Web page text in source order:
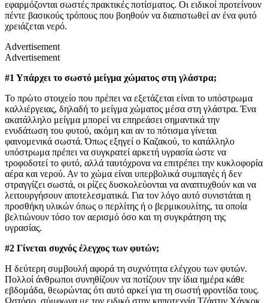
εφαρμόζονται σωστές πρακτικές ποτίσματος. Οι ειδικοί προτείνουν
πέντε βασικούς τρόπους που βοηθούν να διαπιστωθεί αν ένα φυτό
χρειάζεται νερό.
Advertisement
Advertisement
#1 Υπάρχει το σωστό μείγμα χώματος στη γλάστρα;
Το πρώτο στοιχείο που πρέπει να εξετάζεται είναι το υπόστρωμα
καλλιέργειας, δηλαδή το μείγμα χώματος μέσα στη γλάστρα. Ένα
ακατάλληλο μείγμα μπορεί να επηρεάσει σημαντικά την
ενυδάτωση του φυτού, ακόμη και αν το πότισμα γίνεται
φαινομενικά σωστά. Όπως εξηγεί ο Καζακού, το κατάλληλο
υπόστρωμα πρέπει να συγκρατεί αρκετή υγρασία ώστε να
τροφοδοτεί το φυτό, αλλά ταυτόχρονα να επιτρέπει την κυκλοφορία
αέρα και νερού. Αν το χώμα είναι υπερβολικά συμπαγές ή δεν
στραγγίζει σωστά, οι ρίζες δυσκολεύονται να αναπτυχθούν και να
λειτουργήσουν αποτελεσματικά. Για τον λόγο αυτό συνιστάται η
προσθήκη υλικών όπως ο περλίτης ή ο βερμικουλίτης, τα οποία
βελτιώνουν τόσο τον αερισμό όσο και τη συγκράτηση της
υγρασίας.
#2 Γίνεται συχνός έλεγχος των φυτών;
Η δεύτερη συμβουλή αφορά τη συχνότητα ελέγχου των φυτών.
Πολλοί άνθρωποι συνηθίζουν να ποτίζουν την ίδια ημέρα κάθε
εβδομάδα, θεωρώντας ότι αυτό αρκεί για τη σωστή φροντίδα τους.
Ωστόσο, σύμφωνα με τον ειδικό στην κηποτεχνία Τζάστιν Χάνκοκ,